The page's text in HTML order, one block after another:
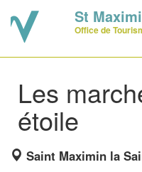
St
Office de
Les
étoile
Saint Maximin la